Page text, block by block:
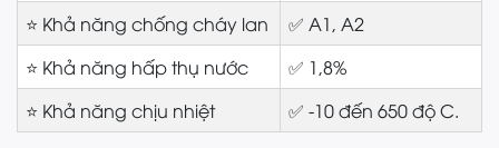
⭐ Khả năng chống cháy lan
✅ A1, A2
⭐ Khả năng hấp thụ nước
✅ 1,8%
⭐ Khả năng chịu nhiệt
✅ -10 đến 650 độ C.